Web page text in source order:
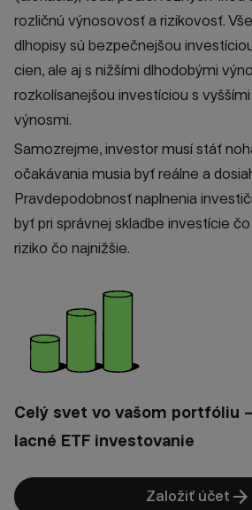
rozličnú výnosovosť a rizikovosť.
dlhopisy sú bezpečnejšou
cien, ale aj s nižšími dlhodobými
rozkolísanejšou investíciou s
výnosmi.
Samozrejme, investor musí stáť
očakávania musia byť reálne a
Pravdepodobnosť naplnenia
byť pri správnej skladbe investície
riziko čo najnižšie.
Celý svet vo vašom portfóliu
lacné ETF investovanie
Založiť účet arrow_forward